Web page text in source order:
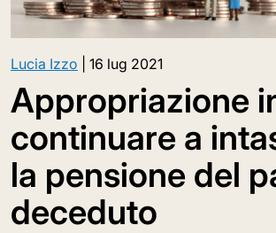
Lucia Izzo 16 lug 2021
Appropriazione
continuare a
la pensione del
deceduto